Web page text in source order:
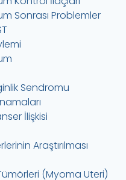
Sonrası Problemler
Sendromu
İlişkisi
Araştırılması
(Myoma Uteri)